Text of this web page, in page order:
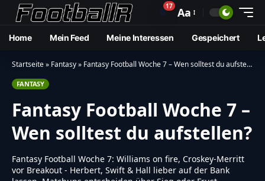
🔔17 Aa
Home Mein Feed Meine Interessen Gespeichert
Startseite» Fantasy» Fantasy Football Woche 7 – Wen solltest du aufstellen?
FANTASY
Fantasy Football Woche 7 –
Wen solltest du aufstellen?
Fantasy Football Woche 7: Williams on fire, Croskey-Merritt
vor Breakout - Herbert, Swift & Hall lieber auf der Bank